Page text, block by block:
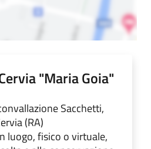
"Maria Goia"
Sacchetti,
(RA)
luogo, fisico o virtuale,